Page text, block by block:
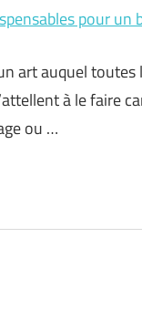
pour un
art auquel
à le faire
ou …